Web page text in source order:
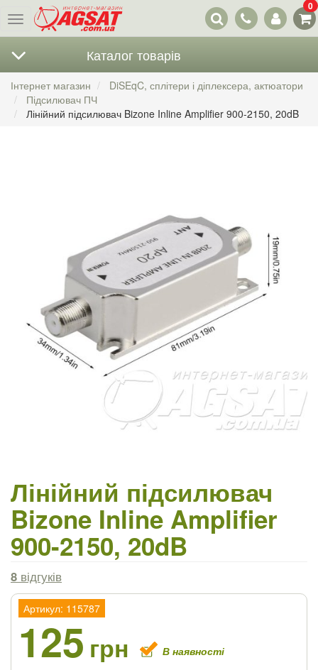
Меню
Наші
контакти
0
Каталог товарів
Інтернет магазин
DiSEqC, сплітери і діплексера, актюатори
Підсилювач ПЧ
Лінійний підсилювач Bizone Inline Amplifier 900-2150, 20dB
Лінійний підсилювач
Bizone Inline Amplifier
900-2150, 20dB
8 відгуків
Артикул: 115787
125 грн В наявності